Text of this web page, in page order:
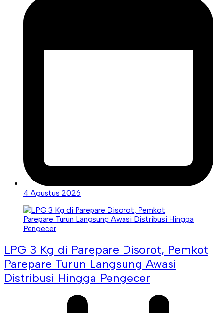
4 Agustus 2026
LPG 3 Kg di Parepare Disorot, Pemkot
Parepare Turun Langsung Awasi
Distribusi Hingga Pengecer